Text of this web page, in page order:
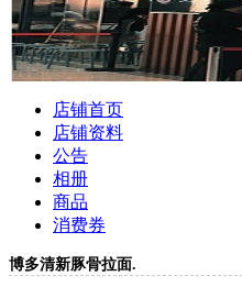
店铺首页
店铺资料
公告
相册
商品
消费券
博多清新豚骨拉面.